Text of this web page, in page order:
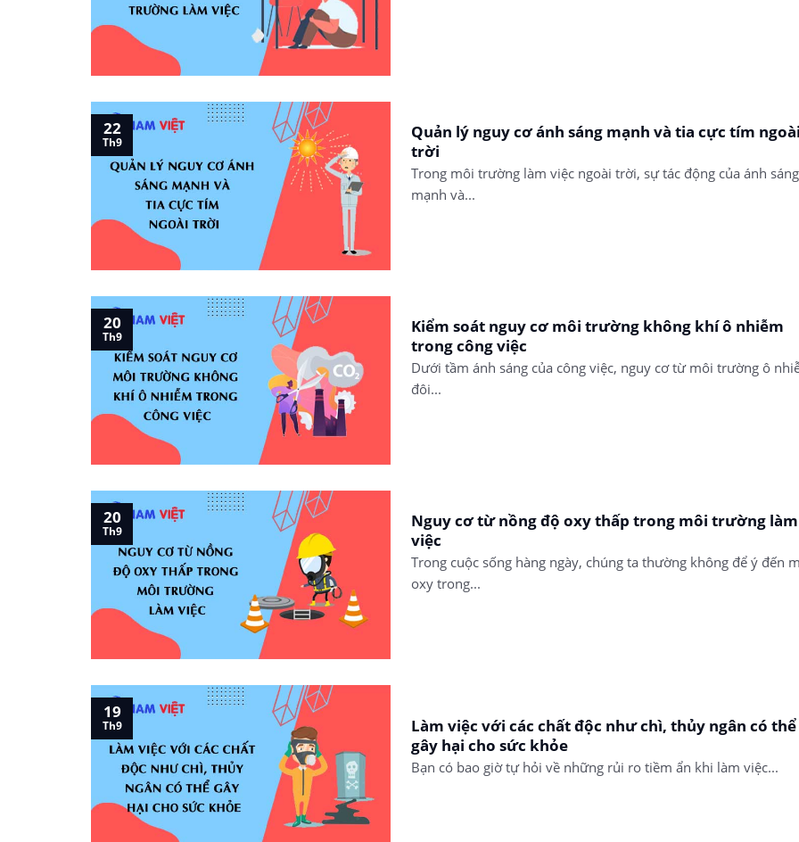
Quản lý nguy cơ ánh sáng mạnh và tia cực tím ngoài
trời
Trong môi trường làm việc ngoài trời, sự tác động của ánh sáng
mạnh và...
22
Th9
Kiểm soát nguy cơ môi trường không khí ô nhiễm
trong công việc
Dưới tầm ánh sáng của công việc, nguy cơ từ môi trường ô
đôi...
20
Th9
Nguy cơ từ nồng độ oxy thấp trong môi trường làm
việc
Trong cuộc sống hàng ngày, chúng ta thường không để ý đến
oxy trong...
20
Th9
Làm việc với các chất độc như chì, thủy ngân có thể
gây hại cho sức khỏe
Bạn có bao giờ tự hỏi về những rủi ro tiềm ẩn khi làm việc...
19
Th9